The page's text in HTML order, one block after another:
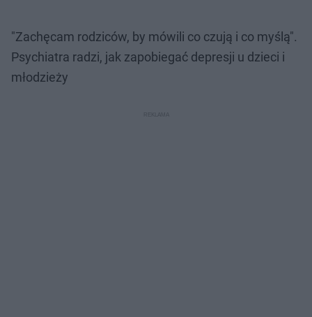
"Zachęcam rodziców, by mówili co czują i co myślą".
Psychiatra radzi, jak zapobiegać depresji u dzieci i
młodzieży